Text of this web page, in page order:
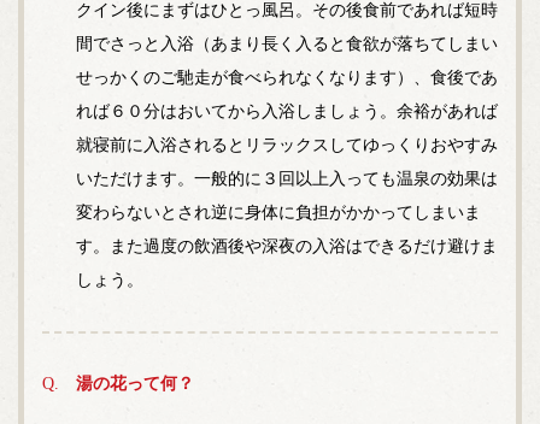
クイン後にまずはひとっ風呂。その後食前であれば短時
間でさっと入浴（あまり長く入ると食欲が落ちてしまい
せっかくのご馳走が食べられなくなります）、食後であ
れば６０分はおいてから入浴しましょう。余裕があれば
就寝前に入浴されるとリラックスしてゆっくりおやすみ
いただけます。一般的に３回以上入っても温泉の効果は
変わらないとされ逆に身体に負担がかかってしまいま
す。また過度の飲酒後や深夜の入浴はできるだけ避けま
しょう。
湯の花って何？